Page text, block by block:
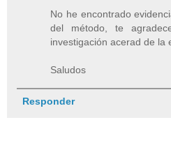
No he encontrado
del método, te
investigación acerad de la
Saludos
Responder